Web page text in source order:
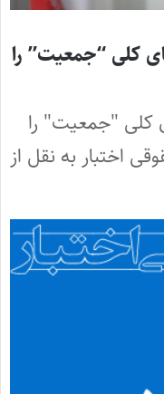
کلی “جمعیت” را
کلی "جمعیت" را
اختبار به نقل از